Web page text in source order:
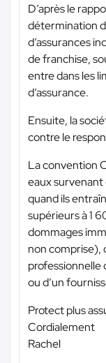
D’après le
détermination
d’assurances
de franchise,
entre dans les
d’assurance.
Ensuite, la
contre le
La convention
eaux
quand ils
supérieurs à 1
dommages
non comprise),
professionnelle
ou d’un
Protect plus
Cordialement
Rachel